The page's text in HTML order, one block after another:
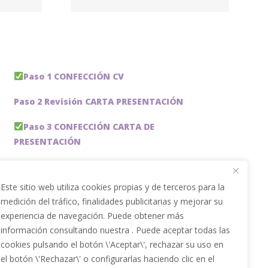
Este sitio web utiliza cookies propias y de terceros para la
medición del tráfico, finalidades publicitarias y mejorar su
experiencia de navegación. Puede obtener más
información consultando nuestra . Puede aceptar todas las
cookies pulsando el botón \'Aceptar\', rechazar su uso en
el botón \'Rechazar\' o configurarlas haciendo clic en el
Paso 1 CONFECCIÓN CV
Paso 2 Revisión CARTA PRESENTACIÓN
Paso 3 CONFECCIÓN CARTA DE
PRESENTACIÓN
Paso 5 OPTIMIZACIÓN PERFIL LINKEDIN
PACKS DE AHORRO
JOBAI, ASISTENTE DE IA PARA BUSCAR EMPLEO